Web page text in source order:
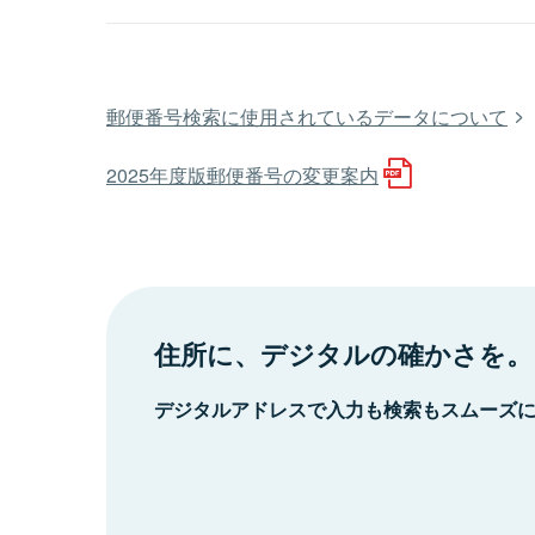
郵便番号検索に使用されているデータについて
2025年度版郵便番号の変更案内
住所に、デジタルの確かさを。
デジタルアドレスで入力も検索もスムーズ